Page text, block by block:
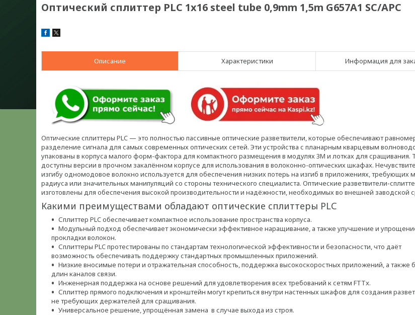
Оптический сплиттер PLC 1x16 steel tube 0,9mm 1,5m G657A1 SC/APC
Описание Характеристики Информация для
Оптические сплиттеры PLC — это полностью пассивные оптические разветвители, которые обеспечивают
разделение сигнала для самых современных оптических сетей. Эти устройства с планарным кварцевым
упакованы в корпуса малого форм-фактора для компактного размещения в модулях 3M и лотках для сращивания.
доступны версии в прочном закалённом корпусе для использования в волоконно-оптических шкафах.
изгибу одномодовое волокно используется для обеспечения низких потерь на изгиб в приложениях, требующих
радиуса или значительных манипуляций со стороны технического специалиста. Оптические разветвители-
изготовлены для обеспечения высокой производительности и надёжности, необходимых во внешней заводской
Какими преимуществами обладают оптические сплиттеры PLC
Сплиттер PLC обеспечивает компактное использование пространства корпуса.
Модульный подход обеспечивает экономически эффективное наращивание, а также улучшение и
прокладки волокон.
Сплиттеры PLC протестированы по стандартам технологической эффективности и безопасности, что даёт
возможность обеспечивать поддержку стандартных промышленных приложений.
Низкие вносимые потери и отражательная способность, поддержка высокоскоростных приложений, а также
длин каналов связи.
Инженерная поддержка на основе решений для удовлетворения всех требований к сетям FTTx.
Сплиттер прямого подключения и кронштейн могут крепиться внутри настенных шкафов для создания
не требующих держателей для сращивания.
Универсальное решение, упрощённая замена в случае выхода из строя.